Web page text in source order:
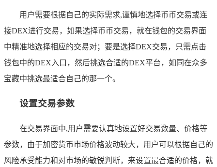
用户需要根据自己的实际需求,谨慎地选择币币交易或连
接DEX进行交易，如果选择币币交易，就在钱包的交易界面
中精准地选择相应的交易对；要是选择DEX交易，只需点击
钱包中的DEX入口，然后挑选合适的DEX平台，如同在众多
宝藏中挑选最适合自己的那一个。
设置交易参数
在交易界面中,用户需要认真地设置好交易数量、价格等
参数，由于加密货币市场价格波动较大，用户可以根据自己的
风险承受能力和对市场的敏锐判断，来设置最合适的价格，就